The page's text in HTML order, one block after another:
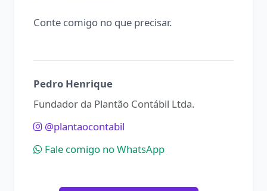
Conte comigo no que precisar.
Pedro Henrique
Fundador da Plantão Contábil Ltda.
@plantaocontabil
Fale comigo no WhatsApp